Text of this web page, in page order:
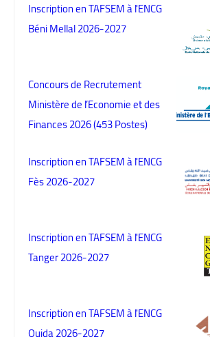
Inscription en TAFSEM à l'ENCG
Béni Mellal 2026-2027
Concours de Recrutement
Ministère de l’Economie et des
Finances 2026 (453 Postes)
Inscription en TAFSEM à l'ENCG
Fès 2026-2027
Inscription en TAFSEM à l'ENCG
Tanger 2026-2027
Inscription en TAFSEM à l'ENCG